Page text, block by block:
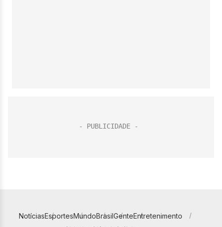
NotíciasEsportesMundoBrasilGenteEntretenimento